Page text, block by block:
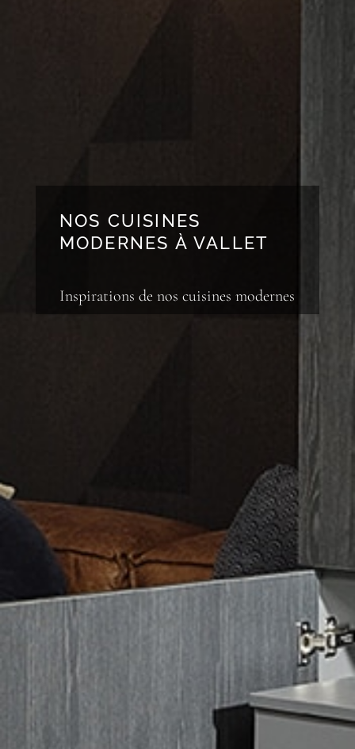
NOS CUISINES
MODERNES À VALLET
Inspirations de nos cuisines modernes